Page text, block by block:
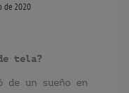
de 2020
tela?
de un sueño en